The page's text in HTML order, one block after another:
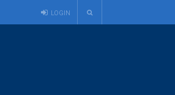
LOGIN